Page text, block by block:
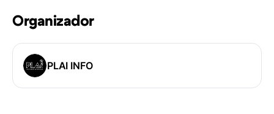
Organizador
PLAI INFO